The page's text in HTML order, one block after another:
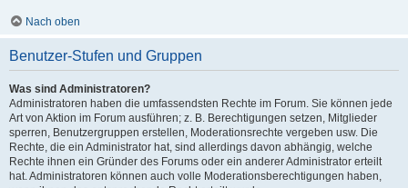
Nach oben
Benutzer-Stufen und Gruppen
Was sind Administratoren?
Administratoren haben die umfassendsten Rechte im Forum. Sie können jede
Art von Aktion im Forum ausführen; z. B. Berechtigungen setzen, Mitglieder
sperren, Benutzergruppen erstellen, Moderationsrechte vergeben usw. Die
Rechte, die ein Administrator hat, sind allerdings davon abhängig, welche
Rechte ihnen ein Gründer des Forums oder ein anderer Administrator erteilt
hat. Administratoren können auch volle Moderationsberechtigungen haben,